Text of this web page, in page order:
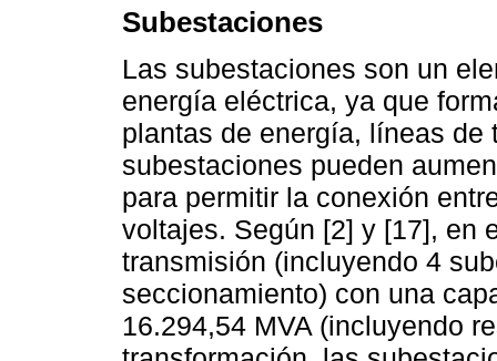
Subestaciones
Las subestaciones son un
energía eléctrica, ya que
plantas de energía, líneas
subestaciones pueden
para permitir la conexión
voltajes. Según [2] y [17], en
transmisión (incluyendo 4
seccionamiento) con una
16.294,54 MVA (incluyendo